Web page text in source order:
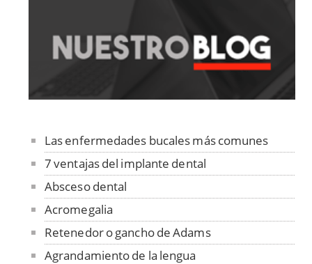
Las enfermedades bucales más comunes
7 ventajas del implante dental
Absceso dental
Acromegalia
Retenedor o gancho de Adams
Agrandamiento de la lengua